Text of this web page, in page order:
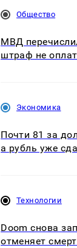
Общество
МВД
штраф не
Экономика
Почти 81 за
а рубль уже
Технологии
Doom снова
отменяет